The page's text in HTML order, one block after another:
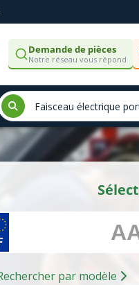
Demande de pièces
Notre réseau vous répond
Rechercher par modèle